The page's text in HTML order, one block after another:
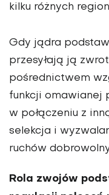
kilku różnych
Gdy jądra
przesyłają ją
pośrednictwem
funkcji omawianej
w połączeniu z
selekcja i
ruchów
Rola zwojów